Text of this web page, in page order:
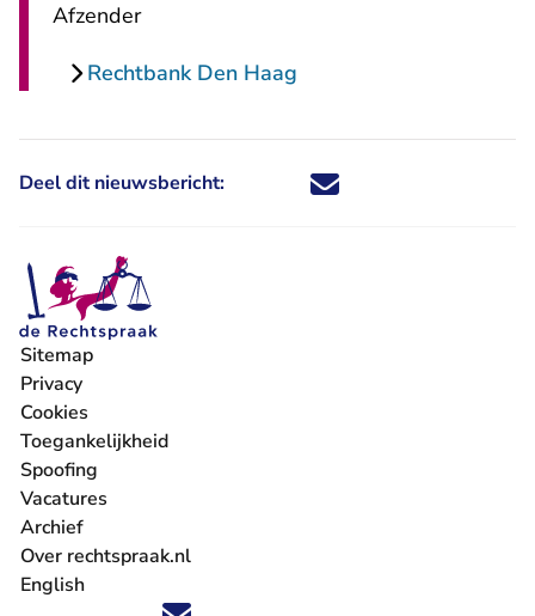
Afzender
Rechtbank Den Haag
Deel dit nieuwsbericht: Deel dit nieuwsbericht via X -
Deel dit nieuwsbericht via
Deel dit nieuwsbericht
Deel dit
Sitemap
Privacy
Cookies
Toegankelijkheid
Spoofing
Vacatures
- U verlaat Rechtspraak.nl
Archief
Over rechtspraak.nl
English